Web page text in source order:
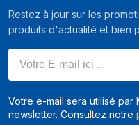
Restez à jour sur les
produits d'actualité et bien
Votre e-mail sera utilisé par
newsletter. Consultez notre